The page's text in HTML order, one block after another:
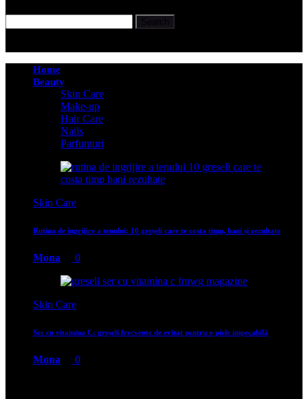
Home
Beauty
Skin Care
Make-up
Hair Care
Nails
Parfumuri
Skin Care
Rutina de îngrijire a tenului: 10 greșeli care te costa timp, bani și rezultate
Mona 0
Skin Care
Ser cu vitamina C: greșeli frecvente de evitat pentru o piele impecabilă
Mona 0